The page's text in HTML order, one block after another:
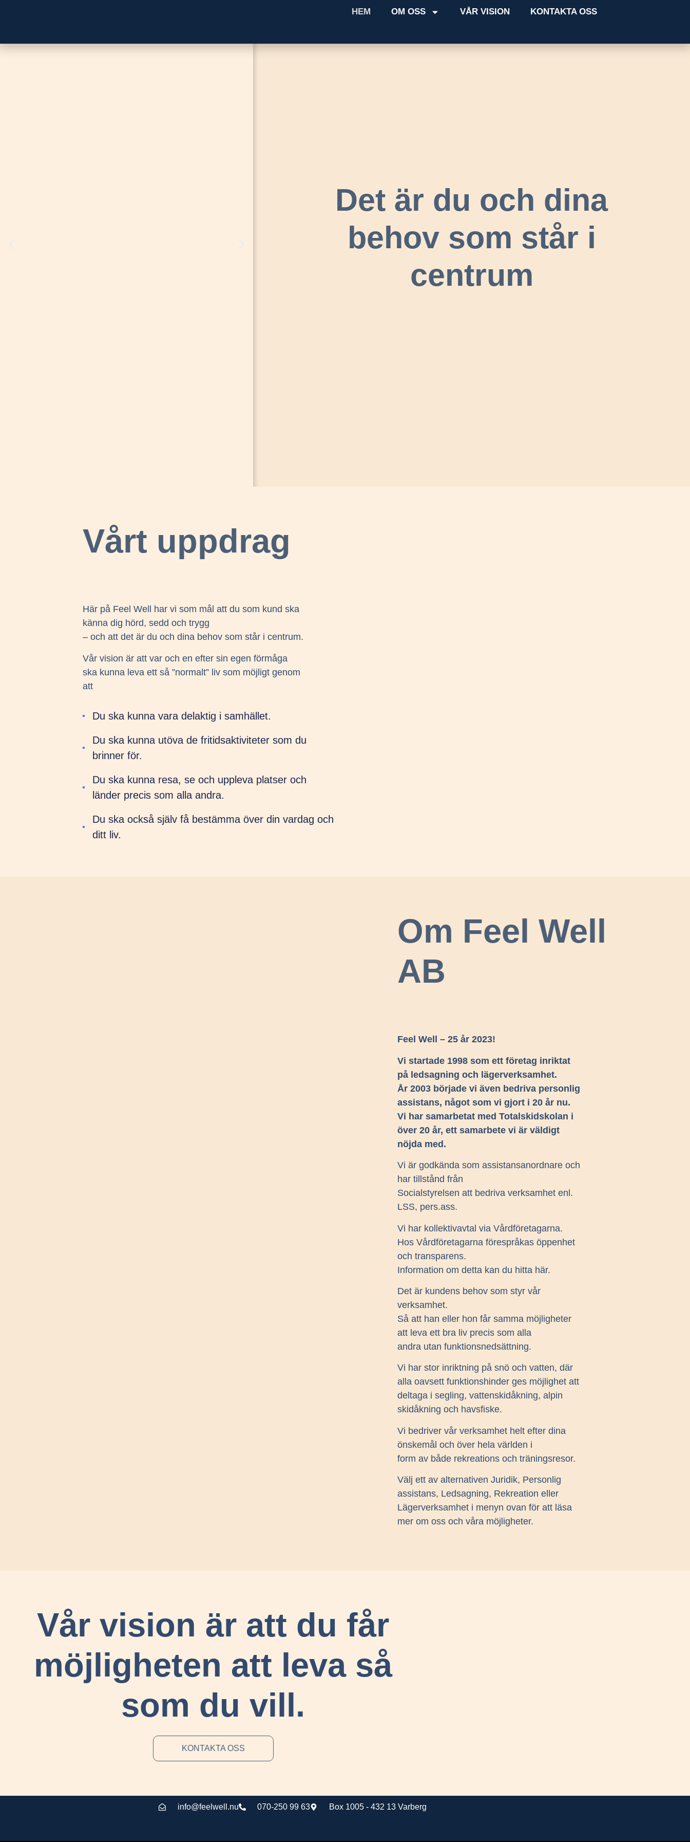
HEM OM OSS VÅR VISION KONTAKTA OSS
Det är du och dina
behov som står i
centrum
Vårt uppdrag
Här på Feel Well har vi som mål att du som kund ska
känna dig hörd, sedd och trygg
– och att det är du och dina behov som står i centrum.
Vår vision är att var och en efter sin egen förmåga
ska kunna leva ett så ”normalt” liv som möjligt genom
att
Du ska kunna vara delaktig i samhället.
Du ska kunna utöva de fritidsaktiviteter som du
brinner för.
Du ska kunna resa, se och uppleva platser och
länder precis som alla andra.
Du ska också själv få bestämma över din vardag och
ditt liv.
Om Feel Well
AB
Feel Well – 25 år 2023!
Vi startade 1998 som ett företag inriktat
på ledsagning och lägerverksamhet.
År 2003 började vi även bedriva personlig
assistans, något som vi gjort i 20 år nu.
Vi har samarbetat med Totalskidskolan i
över 20 år, ett samarbete vi är väldigt
nöjda med.
Vi är godkända som assistansanordnare och
har tillstånd från
Socialstyrelsen att bedriva verksamhet enl.
LSS, pers.ass.
Vi har kollektivavtal via Vårdföretagarna.
Hos Vårdföretagarna förespråkas öppenhet
och transparens.
Information om detta kan du hitta här.
Det är kundens behov som styr vår
verksamhet.
Så att han eller hon får samma möjligheter
att leva ett bra liv precis som alla
andra utan funktionsnedsättning.
Vi har stor inriktning på snö och vatten, där
alla oavsett funktionshinder ges möjlighet att
deltaga i segling, vattenskidåkning, alpin
skidåkning och havsfiske.
Vi bedriver vår verksamhet helt efter dina
önskemål och över hela världen i
form av både rekreations och träningsresor.
Välj ett av alternativen Juridik, Personlig
assistans, Ledsagning, Rekreation eller
Lägerverksamhet i menyn ovan för att läsa
mer om oss och våra möjligheter.
Vår vision är att du får
möjligheten att leva så
som du vill.
KONTAKTA OSS
info@feelwell.nu 070-250 99 63 Box 1005 - 432 13 Varberg